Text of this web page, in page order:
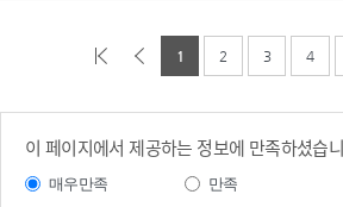
1 2 3 4
이 페이지에서 제공하는 정보에 만족하셨습
매우만족 만족